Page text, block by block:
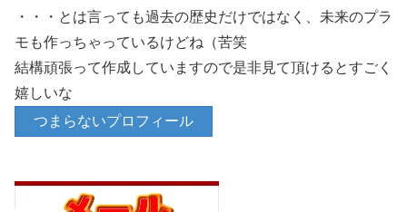
・・・とは言っても過去の歴史だけではなく、未来のプラ
モも作っちゃっているけどね（苦笑
結構頑張って作成していますので是非見て頂けるとすごく
嬉しいな
つまらないプロフィール